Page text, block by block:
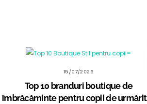
15/07/2026
Top 10 branduri boutique de
îmbrăcăminte pentru copii de